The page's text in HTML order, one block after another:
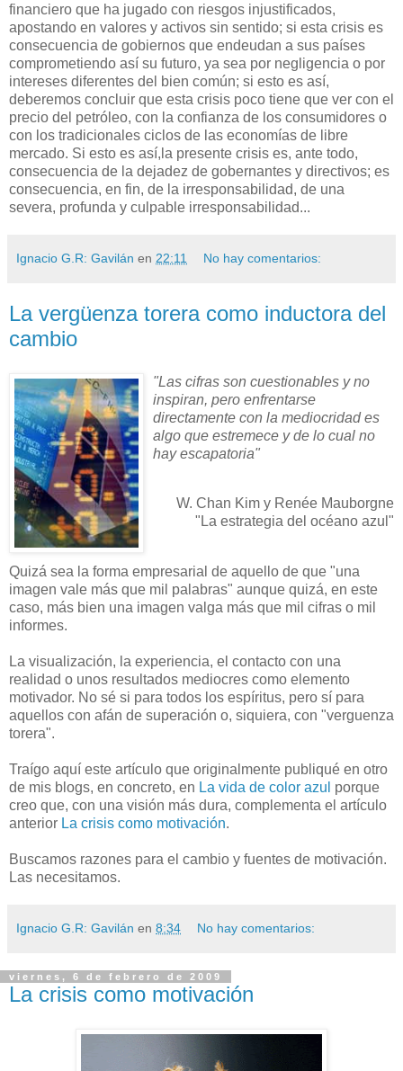
financiero que ha jugado con riesgos injustificados,
apostando en valores y activos sin sentido; si esta crisis es
consecuencia de gobiernos que endeudan a sus países
comprometiendo así su futuro, ya sea por negligencia o por
intereses diferentes del bien común; si esto es así,
deberemos concluir que esta crisis poco tiene que ver con el
precio del petróleo, con la confianza de los consumidores o
con los tradicionales ciclos de las economías de libre
mercado. Si esto es así,la presente crisis es, ante todo,
consecuencia de la dejadez de gobernantes y directivos; es
consecuencia, en fin, de la irresponsabilidad, de una
severa, profunda y culpable irresponsabilidad...
Ignacio G.R: Gavilán en 22:11 No hay comentarios:
La vergüenza torera como inductora del
cambio
"Las cifras son cuestionables y no
inspiran, pero enfrentarse
directamente con la mediocridad es
algo que estremece y de lo cual no
hay escapatoria"
W. Chan Kim y Renée Mauborgne
"La estrategia del océano azul"
Quizá sea la forma empresarial de aquello de que "una
imagen vale más que mil palabras" aunque quizá, en este
caso, más bien una imagen valga más que mil cifras o mil
informes.
La visualización, la experiencia, el contacto con una
realidad o unos resultados mediocres como elemento
motivador. No sé si para todos los espíritus, pero sí para
aquellos con afán de superación o, siquiera, con "verguenza
torera".
Traígo aquí este artículo que originalmente publiqué en otro
de mis blogs, en concreto, en La vida de color azul porque
creo que, con una visión más dura, complementa el artículo
anterior La crisis como motivación.
Buscamos razones para el cambio y fuentes de motivación.
Las necesitamos.
Ignacio G.R: Gavilán en 8:34 No hay comentarios:
viernes, 6 de febrero de 2009
La crisis como motivación